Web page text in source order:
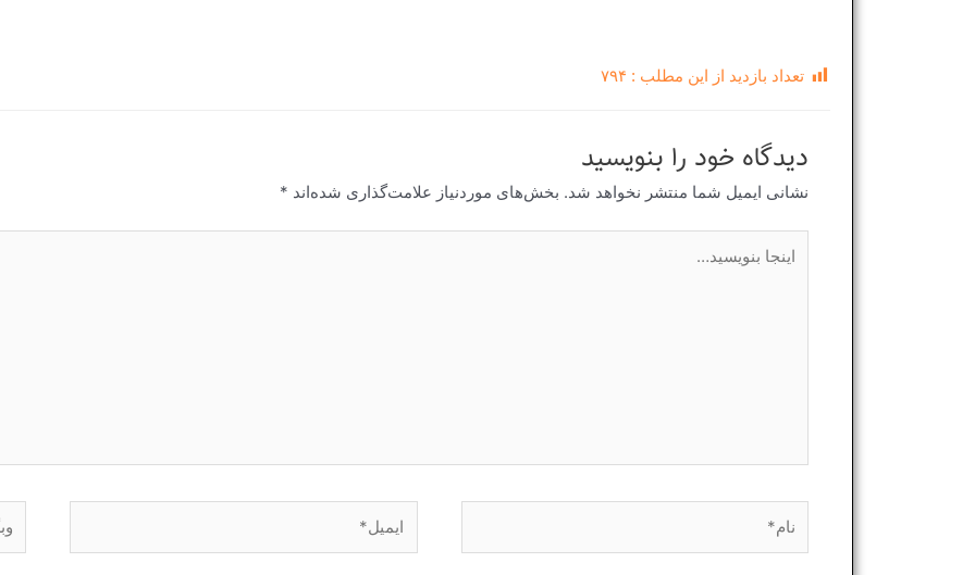
تعداد بازدید از این مطلب : ۷۹۴
دیدگاه‌ خود را بنویسید
نشانی ایمیل شما منتشر نخواهد شد. بخش‌های موردنیاز علامت‌گذاری شده‌اند *
بنویسید…